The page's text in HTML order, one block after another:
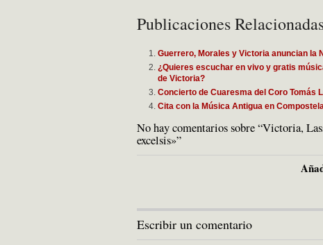
Publicaciones
Guerrero, Morales y Victoria anuncian la
¿Quieres escuchar en vivo y gratis
de Victoria?
Concierto de Cuaresma del Coro Tomás
Cita con la Música Antigua en
No hay comentarios sobre “Victoria,
excelsis»”
Escribir un comentario